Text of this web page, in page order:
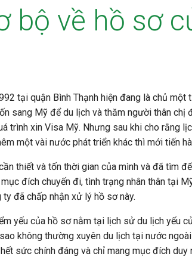
bộ về hồ sơ
tại quận Bình Thạnh hiện đang là chủ một
sang Mỹ để du lịch và thăm người thân
trình xin Visa Mỹ. Nhưng sau khi cho rằng
một vài nước phát triển khác thì mới tiến
thiết và tốn thời gian của mình và đã tìm
đích chuyến đi, tình trạng nhân thân tại
đã chấp nhận xử lý hồ sơ này.
yếu của hồ sơ nằm tại lịch sử du lịch yếu
không thường xuyên du lịch tại nước
sức chính đáng và chỉ mang mục đích duy